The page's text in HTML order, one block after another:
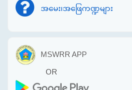
အမေး၊အဖြေကဏ္ဍများ
MSWRR APP
OR